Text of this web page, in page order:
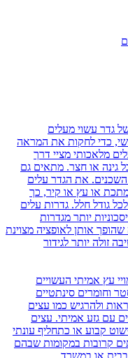
גדר עשוי מעלים
כדי לחקות את המראה
מלאכותי מציי דרך
גינה או חצר. מתאים גם
השכנים. את הגדר עלים
או עץ או קיר, כך
גודל חלל. גדרות עלים
יותר מגדרות
אותן לאופציה מצוינת
זולה יותר לגידור
עץ אמיתי העשויים
וחומרים סינתטיים
ולהרגיש כמו עצים
עם גזע אמיתי. עצים
קבוע או כתחליף עונתי
קרובות במקומות שבהם
או במשרד.